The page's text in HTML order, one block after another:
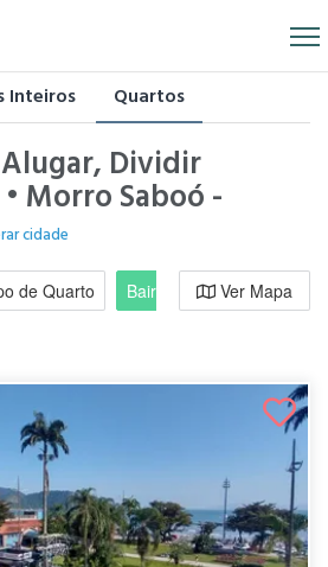
Inteiros Quartos
Dividir
Morro Saboó -
cidade
de Quarto Bairro / RegiãoVer Mapa